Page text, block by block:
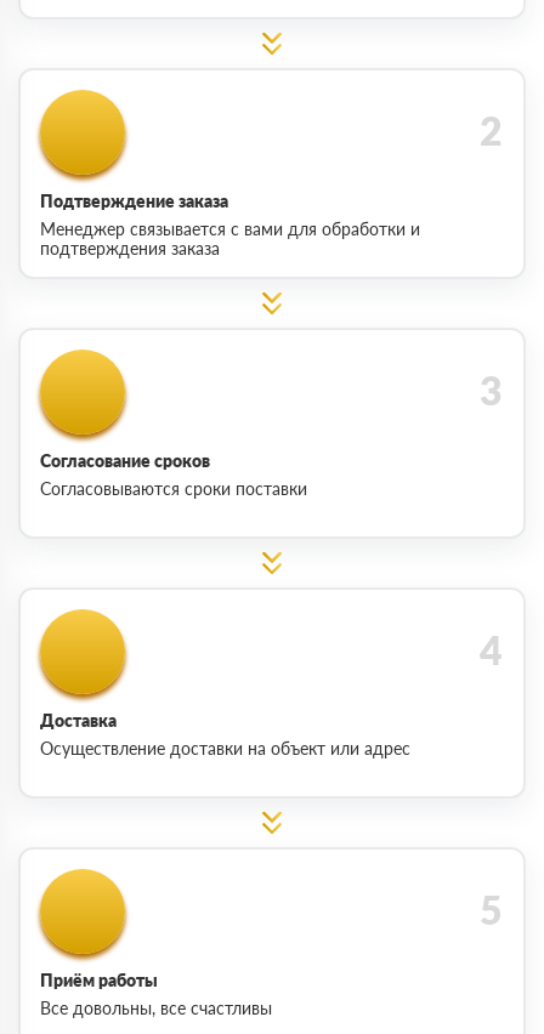
Подтверждение заказа
Менеджер связывается с вами для обработки и
подтверждения заказа
Согласование сроков
Согласовываются сроки поставки
Доставка
Осуществление доставки на объект или адрес
Приём работы
Все довольны, все счастливы